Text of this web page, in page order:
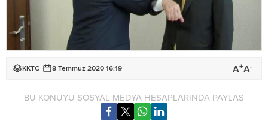
KKTC 8 Temmuz 2020 16:19 A+A-
BU KONUYU SOSYAL MEDYA HESAPLARINDA PAYLAŞ